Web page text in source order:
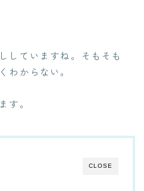
していますね。そもそも
わからない。
す。
CLOSE